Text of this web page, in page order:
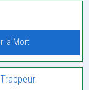
la Mort